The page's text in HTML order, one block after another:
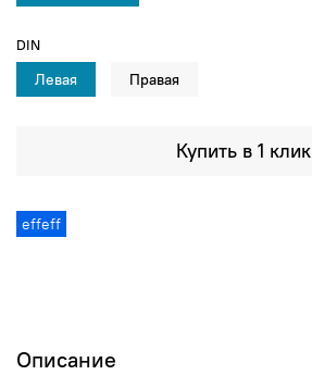
effeff
Купить в 1 клик
DIN
Левая Правая
Описание